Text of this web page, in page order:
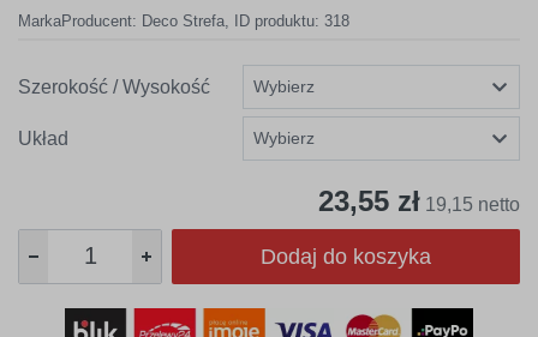
MarkaProducent: Deco Strefa, ID produktu: 318
Szerokość / Wysokość
Układ
23,55 zł 19,15 netto
Dodaj do koszyka